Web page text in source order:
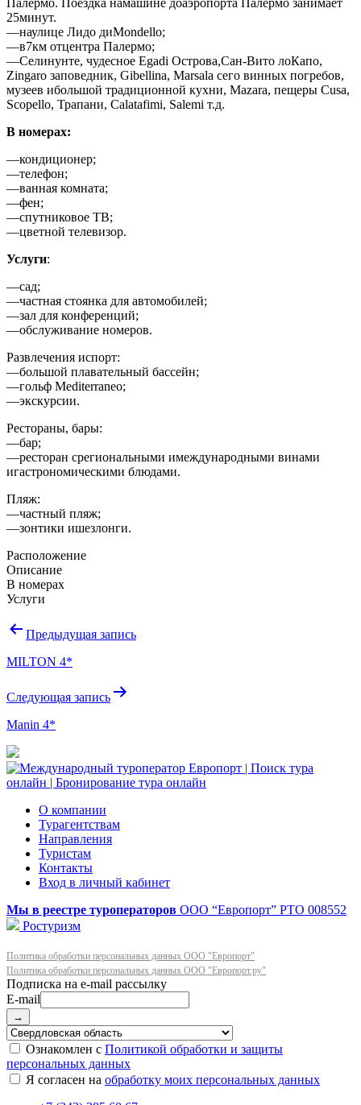
25минут.
—наулице Лидо диMondello;
—в7км отцентра Палермо;
—Селинунте, чудесное Egadi Острова,Сан-Вито лоКапо,
Zingaro заповедник, Gibellina, Marsala сего винных погребов,
музеев ибольшой традиционной кухни, Mazara, пещеры Cusa,
Scopello, Трапани, Calatafimi, Salemi т.д.
В номерах:
—кондиционер;
—телефон;
—ванная комната;
—фен;
—спутниковое ТВ;
—цветной телевизор.
Услуги:
—сад;
—частная стоянка для автомобилей;
—зал для конференций;
—обслуживание номеров.
Развлечения испорт:
—большой плавательный бассейн;
—гольф Mediterraneo;
—экскурсии.
Рестораны, бары:
—бар;
—ресторан срегиональными имеждународными винами
игастрономическими блюдами.
Пляж:
—частный пляж;
—зонтики ишезлонги.
Расположение
Описание
В номерах
Услуги
Навигация
записям
Предыдущая запись
MILTON 4*
Следующая запись
Manin 4*
О компании
Турагентствам
Направления
Туристам
Контакты
Вход в личный кабинет
Мы в реестре туроператоров ООО “Европорт” РТО 008552
Ростуризм
Политика обработки персональных данных ООО "Европорт"
Политика обработки персональных данных ООО "Европорт.ру"
E-mail
→
Ознакомлен с Политикой обработки и защиты
персональных данных
Я согласен на обработку моих персональных данных